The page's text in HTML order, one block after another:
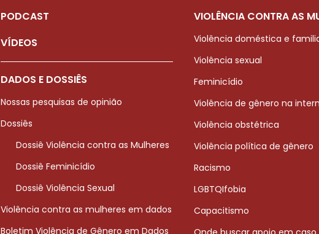
PODCAST
VÍDEOS
DADOS E DOSSIÊS
Nossas pesquisas de opinião
Dossiês
Dossiê Violência contra as Mulheres
Dossiê Feminicídio
Dossiê Violência Sexual
Violência contra as mulheres em dados
Boletim Violência de Gênero em Dados
VIOLÊNCIA CONTRA AS
Violência doméstica e
Violência sexual
Feminicídio
Violência de gênero na
Violência obstétrica
Violência política de gênero
Racismo
LGBTQIfobia
Capacitismo